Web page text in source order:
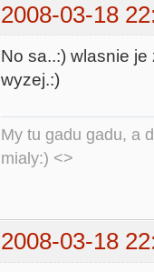
2008-03-18
No sa..:) wlasnie
wyzej.:)
My tu gadu gadu, a
mialy:) <>
2008-03-18